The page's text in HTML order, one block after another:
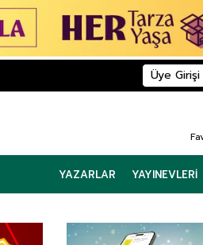
Üye Girişi
YAZARLAR YAYINEVLERI